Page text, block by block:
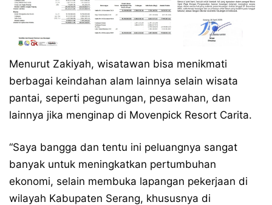
Menurut Zakiyah, wisatawan bisa menikmati
berbagai keindahan alam lainnya selain wisata
pantai, seperti pegunungan, pesawahan, dan
lainnya jika menginap di Movenpick Resort Carita.
“Saya bangga dan tentu ini peluangnya sangat
banyak untuk meningkatkan pertumbuhan
ekonomi, selain membuka lapangan pekerjaan di
wilayah Kabupaten Serang, khususnya di